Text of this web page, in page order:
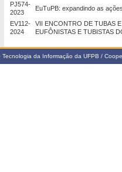
PJ574-
2023
EuTuPB: expandindo as
EV112-
2024
VII ENCONTRO DE TUBAS
EUFÔNISTAS E TUBISTAS
da Informação da UFPB /